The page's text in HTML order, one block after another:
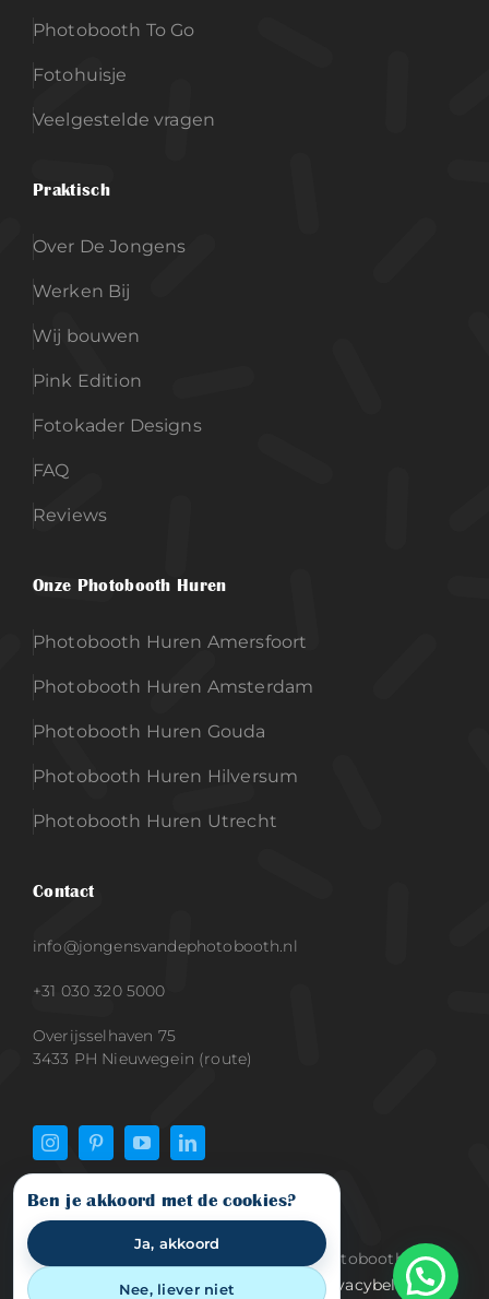
Photobooth To Go
Fotohuisje
Veelgestelde vragen
Praktisch
Over De Jongens
Werken Bij
Wij bouwen
Pink Edition
Fotokader Designs
FAQ
Reviews
Onze Photobooth Huren
Photobooth Huren Amersfoort
Photobooth Huren Amsterdam
Photobooth Huren Gouda
Photobooth Huren Hilversum
Photobooth Huren Utrecht
Contact
info@jongensvandephotobooth.nl
+31 030 320 5000
Overijsselhaven 75
3433 PH Nieuwegein (route)
© 2015 - 2026 Jongens van de Photobooth |
Algemene voorwaarden
Privacybeleid|
Ben je akkoord met de cookies?
Ja, akkoord
Nee, liever niet